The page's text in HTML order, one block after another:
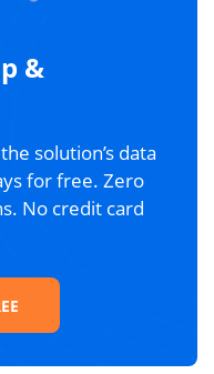
&
solution’s data
for free. Zero
No credit card